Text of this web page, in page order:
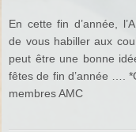
En cette fin d’année,
de vous habiller aux
peut être une bonne
fêtes de fin d’année ….
membres AMC